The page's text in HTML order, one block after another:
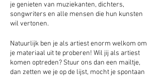
je genieten van muziekanten, dichters,
songwriters en alle mensen die hun kunsten
wil vertonen.
Natuurlijk ben je als artiest enorm welkom om
je materiaal uit te proberen! Wil jij als artiest
komen optreden? Stuur ons dan een mailtje,
dan zetten we je op de lijst, mocht je spontaan